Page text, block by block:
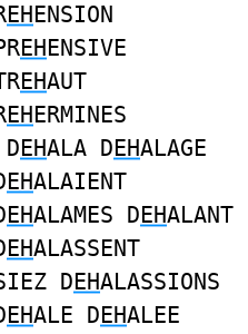
EHENSION
EHENSIVE
EHAUT
EHERMINES
EHALA DEHALAGE
EHALAIENT
EHALAMES DEHALANT
EHALASSENT
DEHALASSIONS
EHALE DEHALEE